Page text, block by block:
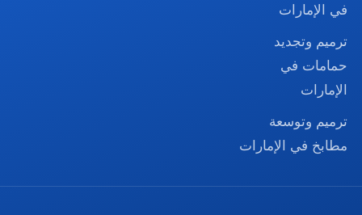
في الإمارات
ترميم وتجديد
حمامات في
الإمارات
ترميم وتوسعة
مطابخ في الإمارات